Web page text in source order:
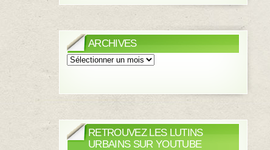
ARCHIVES
Archives
RETROUVEZ LES LUTINS
URBAINS SUR YOUTUBE